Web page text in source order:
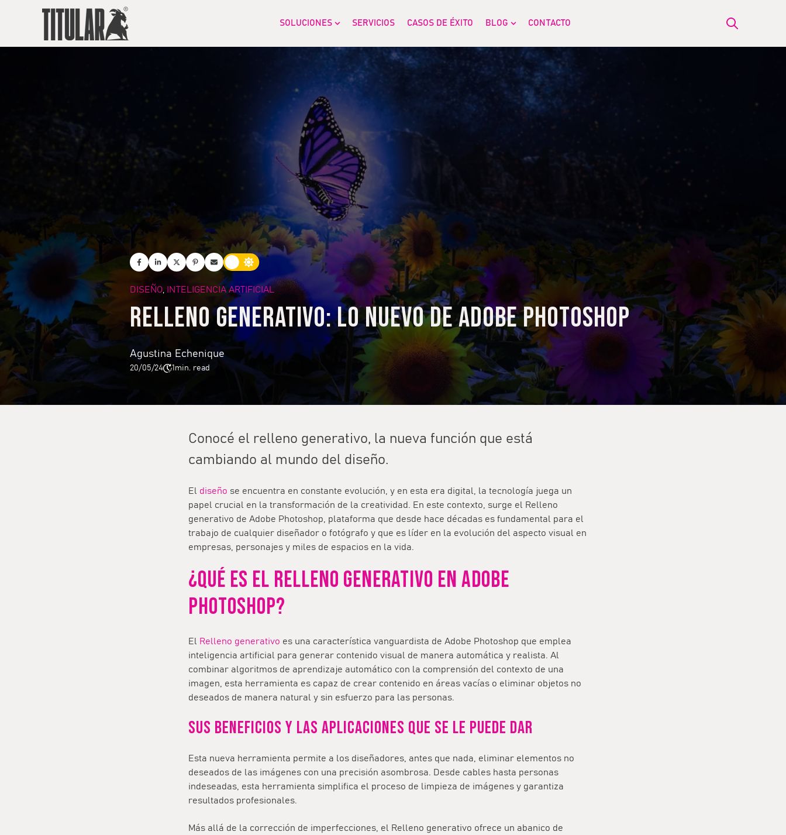
SOLUCIONES SERVICIOS CASOS DE ÉXITO BLOG CONTACTO Open search
DISEÑO, INTELIGENCIA ARTIFICIAL
Relleno generativo: lo nuevo de Adobe Photoshop
Agustina Echenique
20/05/24 1 min. read
Conocé el relleno generativo, la nueva función que está
cambiando al mundo del diseño.
El diseño se encuentra en constante evolución, y en esta era digital, la tecnología juega un
papel crucial en la transformación de la creatividad. En este contexto, surge el Relleno
generativo de Adobe Photoshop, plataforma que desde hace décadas es fundamental para el
trabajo de cualquier diseñador o fotógrafo y que es líder en la evolución del aspecto visual en
empresas, personajes y miles de espacios en la vida.
¿QUÉ ES EL RELLENO GENERATIVO EN ADOBE
PHOTOSHOP?
El Relleno generativo es una característica vanguardista de Adobe Photoshop que emplea
inteligencia artificial para generar contenido visual de manera automática y realista. Al
combinar algoritmos de aprendizaje automático con la comprensión del contexto de una
imagen, esta herramienta es capaz de crear contenido en áreas vacías o eliminar objetos no
deseados de manera natural y sin esfuerzo para las personas.
Sus beneficios y las aplicaciones que se le puede dar
Esta nueva herramienta permite a los diseñadores, antes que nada, eliminar elementos no
deseados de las imágenes con una precisión asombrosa. Desde cables hasta personas
indeseadas, esta herramienta simplifica el proceso de limpieza de imágenes y garantiza
resultados profesionales.
Más allá de la corrección de imperfecciones, el Relleno generativo ofrece un abanico de